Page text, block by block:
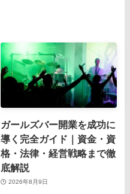
ガールズバー開業を成功に
導く完全ガイド｜資金・資
格・法律・経営戦略まで徹
底解説
2026年8月9日